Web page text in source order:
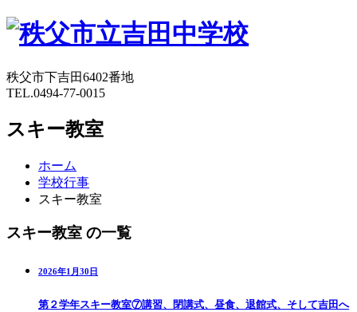
秩父市下吉田6402番地
TEL.0494-77-0015
スキー教室
ホーム
学校行事
スキー教室
スキー教室 の一覧
2026年1月30日
第２学年スキー教室⑦講習、閉講式、昼食、退館式、そして吉田へ